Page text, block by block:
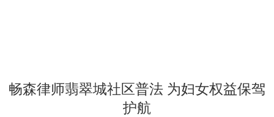
畅森律师翡翠城社区普法 为妇女权益保驾
护航